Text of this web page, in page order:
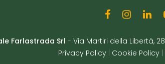
Farlastrada Srl - Via Martiri della Libertà, 28
Privacy Policy
Cookie Policy